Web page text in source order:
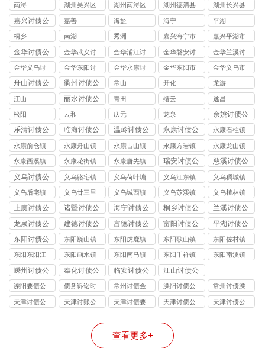
司
南浔
湖州吴兴区
讨债公司
湖州南浔区
讨债公司
湖州德清县
讨债公司
湖州长兴县
讨债公司
嘉兴讨债公
司
嘉善 海盐 海宁 平湖
桐乡 南湖 秀洲
嘉兴海宁市
讨债公司
嘉兴平湖市
讨债公司
金华讨债公
司
金华武义讨
债公司
金华浦江讨
债公司
金华磐安讨
债公司
金华兰溪讨
债公司
金华义乌讨
债公司
金华东阳讨
债公司
金华永康讨
债公司
金华东阳市
讨债公司
金华义乌市
讨债公司
舟山讨债公
司
衢州讨债公
司
常山 开化 龙游
江山
丽水讨债公
司
青田 缙云 遂昌
松阳 云和 庆元 龙泉
余姚讨债公
司
乐清讨债公
司
临海讨债公
司
温岭讨债公
司
永康讨债公
司
永康石柱镇
讨债公司
永康前仓镇
讨债公司
永康舟山镇
讨债公司
永康古山镇
讨债公司
永康方岩镇
讨债公司
永康龙山镇
讨债公司
永康西溪镇
讨债公司
永康花街镇
讨债公司
永康唐先镇
讨债公司
瑞安讨债公
司
慈溪讨债公
司
义乌讨债公
司
义乌骆宅镇
讨债公司
义乌荷叶塘
镇讨债公司
义乌江东镇
讨债公司
义乌稠城镇
讨债公司
义乌后宅镇
讨债公司
义乌廿三里
镇讨债公司
义乌城西镇
讨债公司
义乌苏溪镇
讨债公司
义乌楂林镇
讨债公司
上虞讨债公
司
诸暨讨债公
司
海宁讨债公
司
桐乡讨债公
司
兰溪讨债公
司
龙泉讨债公
司
建德讨债公
司
富德讨债公
司
富阳讨债公
司
平湖讨债公
司
东阳讨债公
司
东阳巍山镇
讨债公司
东阳虎鹿镇
讨债公司
东阳歌山镇
讨债公司
东阳佐村镇
讨债公司
东阳东阳江
镇讨债公司
东阳画水镇
讨债公司
东阳南马镇
讨债公司
东阳千祥镇
讨债公司
东阳南溪镇
嵊州讨债公
司
奉化讨债公
司
临安讨债公
司
江山讨债公
司
溧阳要债公
司
债务诉讼时
效
常州讨债金
坛公司
溧阳讨债公
司
常州讨债溧
阳公司
天津讨债公
天津讨账公
天津讨债要
天津讨债公
天津讨债公
查看更多+